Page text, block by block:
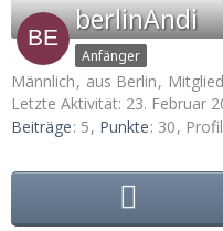
berlinAndi
Anfänger
Männlich aus Berlin
Letzte Aktivität: 23. Februar
Beiträge 5 Punkte 30